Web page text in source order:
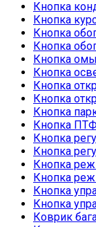
Кнопка
Кнопка
Кнопка
Кнопка
Кнопка
Кнопка
Кнопка
Кнопка
Кнопка
Кнопка
Кнопка
Кнопка
Кнопка
Кнопка
Кнопка
Кнопка
Коврик